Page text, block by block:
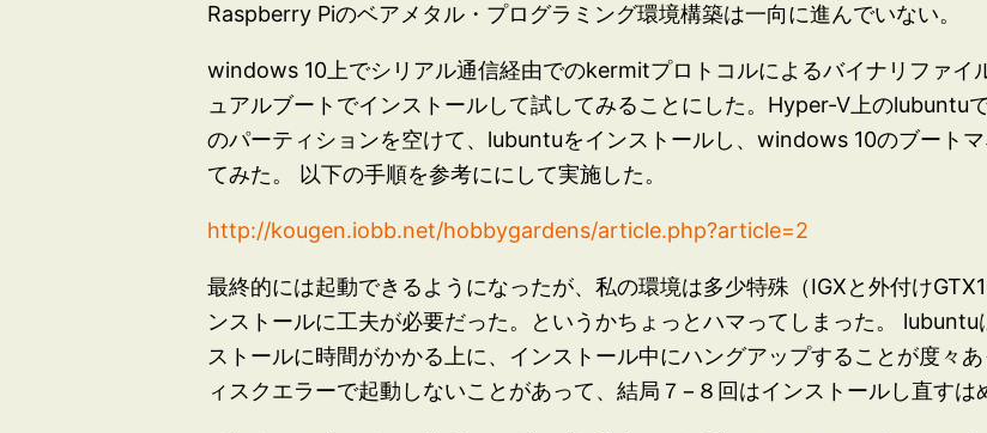
Raspberry Piのベアメタル・プログラミング環境構築は一向に進んでいない。
windows 10上でシリアル通信経由でのkermitプロトコルによるバイナリファ
ュアルブートでインストールして試してみることにした。Hyper-V上のlubuntu
のパーティションを空けて、lubuntuをインストールし、windows 10のブート
てみた。 以下の手順を参考ににして実施した。
http://kougen.iobb.net/hobbygardens/article.php?article=2
最終的には起動できるようになったが、私の環境は多少特殊（IGXと外付け
ンストールに工夫が必要だった。というかちょっとハマってしまった。
ストールに時間がかかる上に、インストール中にハングアップすることが度々
ィスクエラーで起動しないことがあって、結局７−８回はインストールし直すは